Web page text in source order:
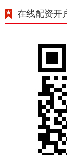
在线配资开